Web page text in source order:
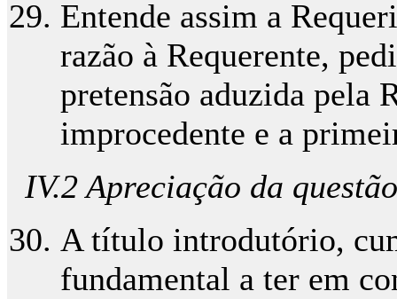
Entende assim a
razão à Requerente,
pretensão aduzida pela
improcedente e a
IV.2 Apreciação da questão
A título introdutório,
fundamental a ter em